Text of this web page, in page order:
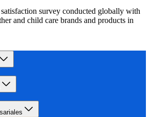
survey conducted globally with
and child care brands and products in